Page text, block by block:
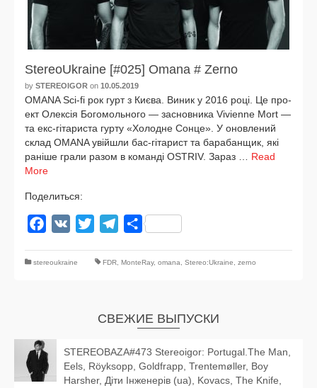
StereoUkraine [#025] Omana # Zerno
by STEREOIGOR on 10.05.2019
OMANA Sci-fi рок гурт з Києва. Виник у 2016 році. Це про­
ект Олексія Богомольного — зас­нов­ни­ка Vivienne Mort —
та екс-гітариста гур­ту «Холодне Сонце». У онов­ле­ний
склад OMANA увій­шли бас-гітарист та бара­бан­щик, які
рані­ше гра­ли разом в коман­ді OSTRIV. Зараз … Read
More
Поделиться:
Facebook
VK Twitter TelegramОтправить
stereoukraine FDR MonteRay, omana Stereo:Ukraine zerno
СВЕЖИЕ ВЫПУСКИ
STEREOBAZA#473 Stereoigor: Portugal.The Man,
Eels, Röyksopp, Goldfrapp, Trentemøller, Boy
Harsher, Діти Інженерів (ua), Kovacs, The Knife,